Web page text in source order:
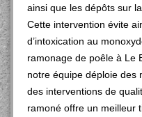
ainsi que les dépôts sur
Cette intervention évite
d’intoxication au
ramonage de poêle à Le
notre équipe déploie des
des interventions de
ramoné offre un meilleur